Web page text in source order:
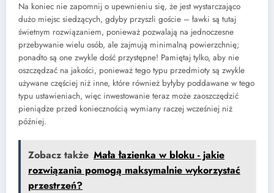
Na koniec nie zapomnij o upewnieniu się, że jest wystarczająco
dużo miejsc siedzących, gdyby przyszli goście – ławki są tutaj
świetnym rozwiązaniem, ponieważ pozwalają na jednoczesne
przebywanie wielu osób, ale zajmują minimalną powierzchnię;
ponadto są one zwykle dość przystępne! Pamiętaj tylko, aby nie
oszczędzać na jakości, ponieważ tego typu przedmioty są zwykle
używane częściej niż inne, które również byłyby poddawane w tego
typu ustawieniach, więc inwestowanie teraz może zaoszczędzić
pieniądze przed koniecznością wymiany raczej wcześniej niż
później.
Zobacz także Mała łazienka w bloku - jakie
rozwiązania pomogą maksymalnie wykorzystać
przestrzeń?